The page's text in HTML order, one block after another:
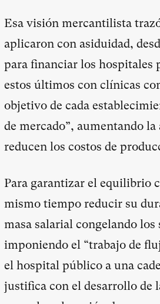
Esa visión mercantilista
aplicaron con asiduidad,
para financiar los hospitales
estos últimos con clínicas
objetivo de cada
de mercado”, aumentando
reducen los costos de
Para garantizar el equilibrio
mismo tiempo reducir su
masa salarial congelando
imponiendo el “trabajo de
el hospital público a una
justifica con el desarrollo de